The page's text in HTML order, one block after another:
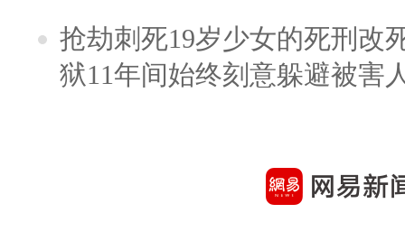
抢劫刺死19岁少女的死刑改
狱11年间始终刻意躲避被害